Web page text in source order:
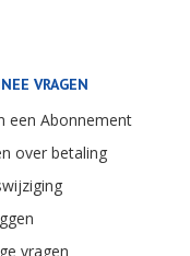
VRAGEN
een Abonnement
over betaling
vragen